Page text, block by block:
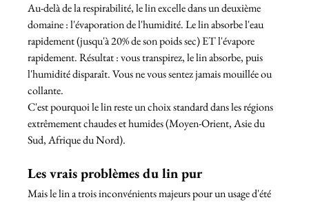
Au-delà de la respirabilité, le lin excelle dans un deuxième
domaine : l'évaporation de l'humidité. Le lin absorbe l'eau
rapidement (jusqu'à 20% de son poids sec) ET l'évapore
rapidement. Résultat : vous transpirez, le lin absorbe, puis
l'humidité disparaît. Vous ne vous sentez jamais mouillée ou
collante.
C'est pourquoi le lin reste un choix standard dans les régions
extrêmement chaudes et humides (Moyen-Orient, Asie du
Sud, Afrique du Nord).
Les vrais problèmes du lin pur
Mais le lin a trois inconvénients majeurs pour un usage d'été